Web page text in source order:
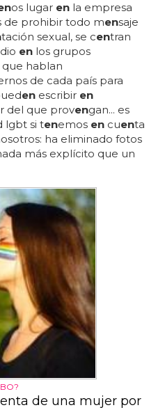
os lugar en la empresa
de prohibir todo mensaje
tación sexual, se centran
en los grupos
hablan
de cada país para
en escribir en
del que provengan... es
lgbt si tenemos en cuenta
ha eliminado fotos
más explícito que un
de una mujer por